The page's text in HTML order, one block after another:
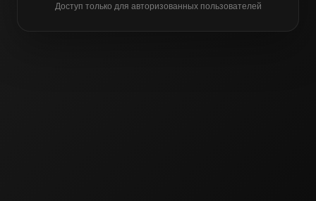
Доступ только для авторизованных пользователей